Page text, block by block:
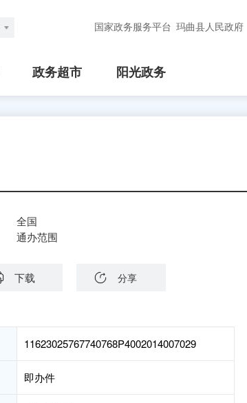
国家政务服务平台 玛曲县人民政府
政务超市 阳光政务
全国
通办范围
下载 分享
11623025767740768P4002014007029
即办件